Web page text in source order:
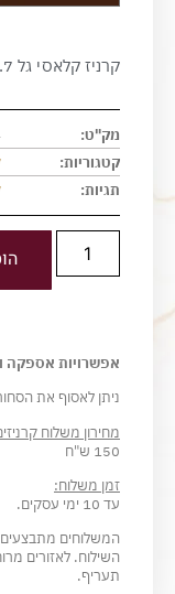
קרניז קלאסי גל 4.7 ס"מ
מק"ט:
קטגוריות:
תגיות:
אפשרויות אספקה
ניתן לאסוף את
מחירון משלוח
150 ש"ח
זמן משלוח:
עד 10 ימי עסקים.
המשלוחים מתבצעים
השילוח. לאזורים
תעריף.